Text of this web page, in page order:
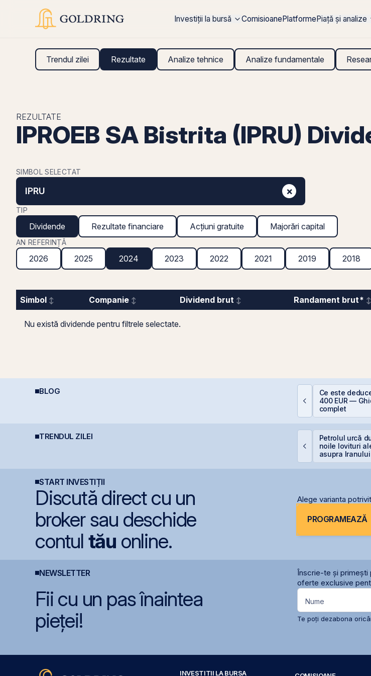
Investiții la bursă ComisioanePlatformePiață și analize
Trendul zilei Rezultate Analize tehnice Analize fundamentale
REZULTATE
IPROEB SA Bistrita (IPRU)
SIMBOL SELECTAT
IPRU ×
TIP
Dividende Rezultate financiare Acțiuni gratuite Majorări capital
AN REFERINȚĂ
2026 2025 2024 2023 2022 2021 2019 2018
Simbol Companie Dividend brut Randament brut*
Nu există dividende pentru filtrele selectate.
BLOG
România, campioană la
reale pentru români
Ce este
400 EUR —
complet
TRENDUL ZILEI
TTS finalizează
Petrolul urcă
noile lovituri
asupra Iranului
START INVESTIȚII
Discută direct cu un
broker sau deschide
contul tău online.
Alege varianta
PROGRAMEAZĂ
NEWSLETTER
Înscrie-te și primești
oferte exclusive
Fii cu un pas înaintea
pieței!
Nume
Te poți dezabona
INVESTIȚII LA BURSA